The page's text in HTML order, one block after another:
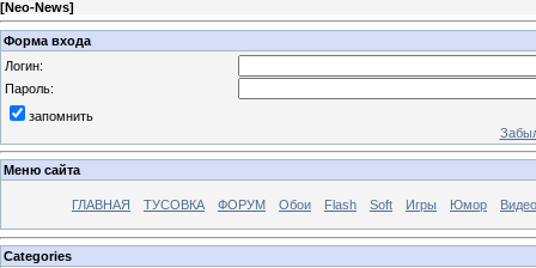
[Neo-News]
Форма входа
Логин:
Пароль:
запомнить
Меню сайта
ГЛАВНАЯ ТУСОВКА ФОРУМ Обои Flash Soft Игры Юмор Видео
Categories